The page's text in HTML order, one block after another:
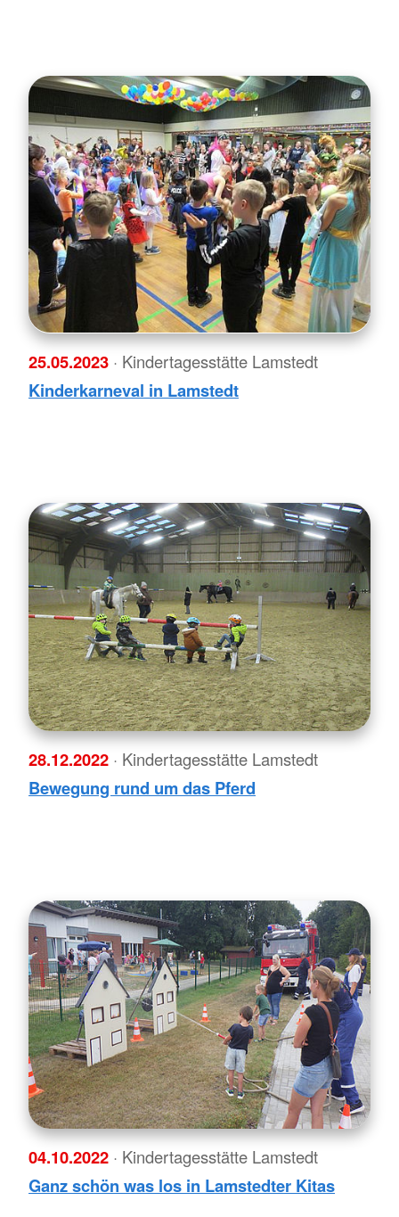
25.05.2023 · Kindertagesstätte Lamstedt
Kinderkarneval in Lamstedt
28.12.2022 · Kindertagesstätte Lamstedt
Bewegung rund um das Pferd
04.10.2022 · Kindertagesstätte Lamstedt
Ganz schön was los in Lamstedter Kitas